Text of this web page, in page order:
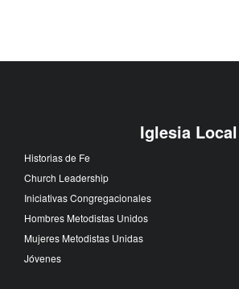
Iglesia Local
Historias de Fe
Church Leadership
Iniciativas Congregacionales
Hombres Metodistas Unidos
Mujeres Metodistas Unidas
Jóvenes